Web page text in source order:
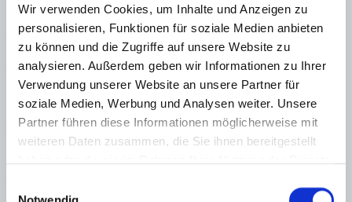
Wir verwenden Cookies, um Inhalte und Anzeigen zu
personalisieren, Funktionen für soziale Medien anbieten
zu können und die Zugriffe auf unsere Website zu
analysieren. Außerdem geben wir Informationen zu Ihrer
Verwendung unserer Website an unsere Partner für
soziale Medien, Werbung und Analysen weiter. Unsere
Partner führen diese Informationen möglicherweise mit
weiteren Daten zusammen, die Sie ihnen bereitgestellt
gebacken. Und er schmeckt nicht nur zur Zeit der Mandelblüte,
sondern wird das ganze Jahr über angeboten. Oder versuchen Sie
einmal Mandelmilch, Mandeleis oder Mandelschokolade. Alles
beliebte Spezialitäten von Mallorca. Auch die Kosmetikindustrie hat
die Mandeln für sich wegen ihrer Feuchtigkeit spendenden,
beruhigenden und heilenden Eigenschaften entdeckt.
Wenn Sie mehr über den Anbau und die Verwendung von Mandeln
erfahren wollen, können wir Ihnen den Besuch des alljährlich am
ersten Sonntag in Son Servera stattfindenden Mandelfestes „Fira de
la Flor d`Ametler“ empfehlen. Auf dem Anwesen Ca`s Hereu kann
man traditionelle Mandelgerichte probieren und an vielen Ständen
Begleitprogramm mit Folkloretänzen der Gruppe „Sa Revetla“.